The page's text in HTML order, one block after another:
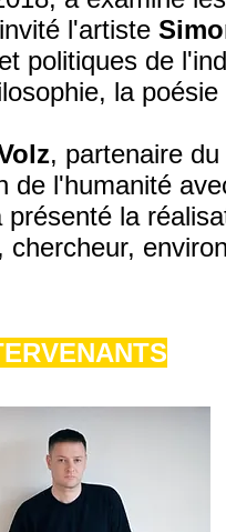
l'artiste
politiques de
la
, partenaire
de l'humanité
présenté la
chercheur,